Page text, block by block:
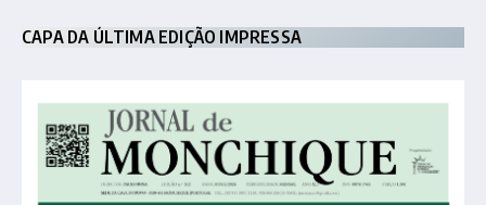
CAPA DA ÚLTIMA EDIÇÃO IMPRESSA